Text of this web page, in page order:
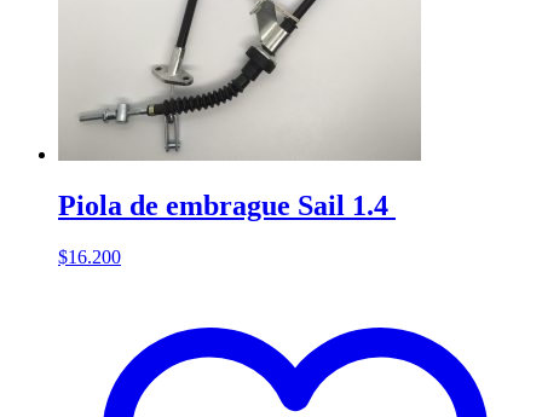
Piola de embrague Sail 1.4
$16.200